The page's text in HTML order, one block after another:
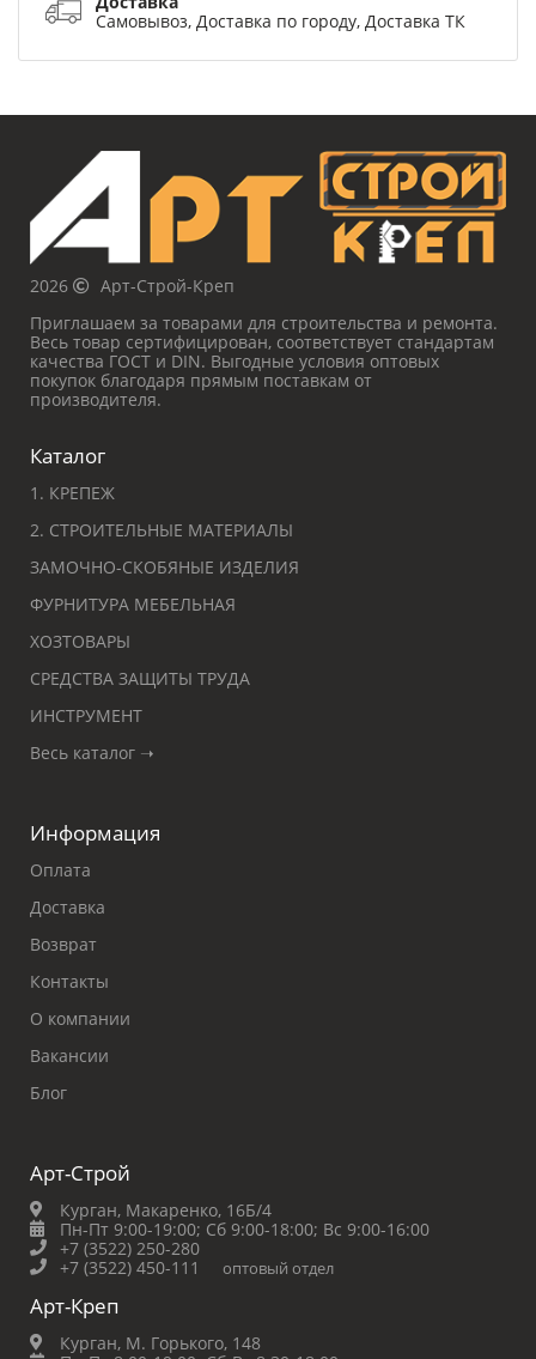
Самовывоз, Доставка по городу, Доставка ТК
2026
Арт-Строй-Креп
Приглашаем за товарами для строительства и ремонта.
Весь товар сертифицирован, соответствует стандартам
качества ГОСТ и DIN. Выгодные условия оптовых
покупок благодаря прямым поставкам от
производителя.
Каталог
1. КРЕПЕЖ
2. СТРОИТЕЛЬНЫЕ МАТЕРИАЛЫ
ЗАМОЧНО-СКОБЯНЫЕ ИЗДЕЛИЯ
ФУРНИТУРА МЕБЕЛЬНАЯ
ХОЗТОВАРЫ
СРЕДСТВА ЗАЩИТЫ ТРУДА
ИНСТРУМЕНТ
Весь каталог ➝
Информация
Оплата
Доставка
Возврат
Контакты
О компании
Вакансии
Блог
Арт-Строй
Курган, Макаренко, 16Б/4
Пн-Пт 9:00-19:00; Сб 9:00-18:00; Вс 9:00-16:00
+7 (3522) 250-280
+7 (3522) 450-111
оптовый отдел
Арт-Креп
Курган, М. Горького, 148